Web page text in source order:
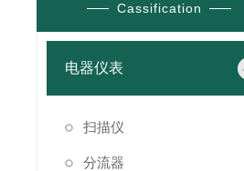
Cassification
电器仪表
扫描仪
分流器